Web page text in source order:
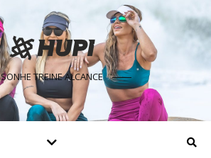
SONHE TREINE ALCANCE